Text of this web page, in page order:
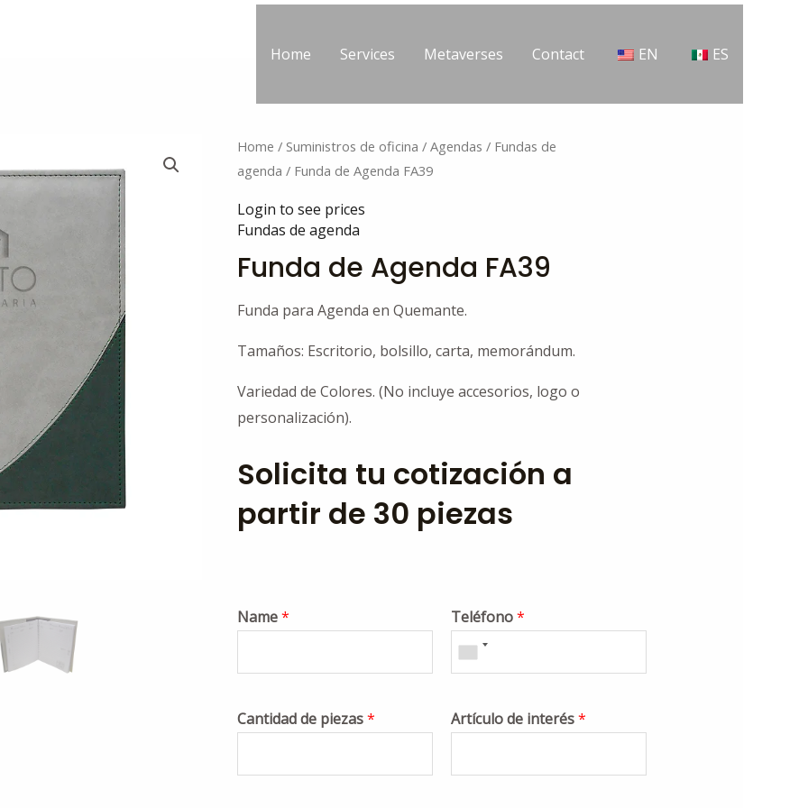
Home Services Metaverses Contact EN ES
Home / Suministros de oficina /Agendas / Fundas de
agenda / Funda de Agenda FA39
Login to see prices
Fundas de agenda
Funda de Agenda FA39
Funda para Agenda en Quemante.
Tamaños: Escritorio, bolsillo, carta, memorándum.
Variedad de Colores. (No incluye accesorios, logo o
personalización).
Solicita tu cotización a
partir de 30 piezas
Name*
Cantidad de piezas*
Teléfono*
Artículo de interés*